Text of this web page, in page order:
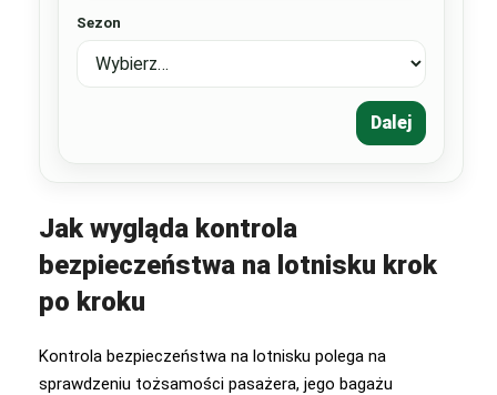
Sezon
Dalej
Jak wygląda kontrola
bezpieczeństwa na lotnisku krok
po kroku
Kontrola bezpieczeństwa na lotnisku polega na
sprawdzeniu tożsamości pasażera, jego bagażu